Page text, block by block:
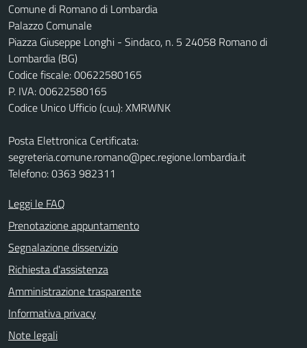
Comune di Romano di Lombardia
Palazzo Comunale
Piazza Giuseppe Longhi - Sindaco, n. 5 24058 Romano di
Lombardia (BG)
Codice fiscale: 00622580165
P. IVA: 00622580165
Codice Unico Ufficio (cuu): XMRWNK
Posta Elettronica Certificata:
segreteria.comune.romano@pec.regione.lombardia.it
Telefono: 0363 982311
Leggi le FAQ
Prenotazione appuntamento
Segnalazione disservizio
Richiesta d'assistenza
Amministrazione trasparente
Informativa privacy
Note legali